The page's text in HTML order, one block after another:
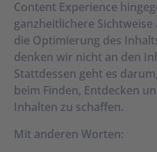
Content Experience
ganzheitlichere
die Optimierung des
denken wir nicht an den
Stattdessen geht es
beim Finden, Entdecken
Inhalten zu schaffen.
Mit anderen Worten: